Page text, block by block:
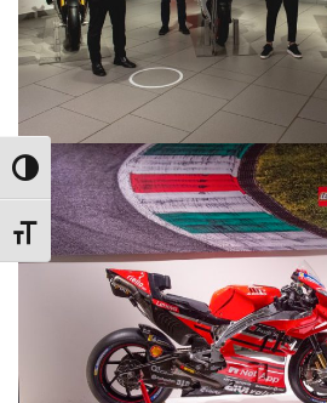
Attiva/disattiva alto contrasto
Attiva/disattiva dimensione testo